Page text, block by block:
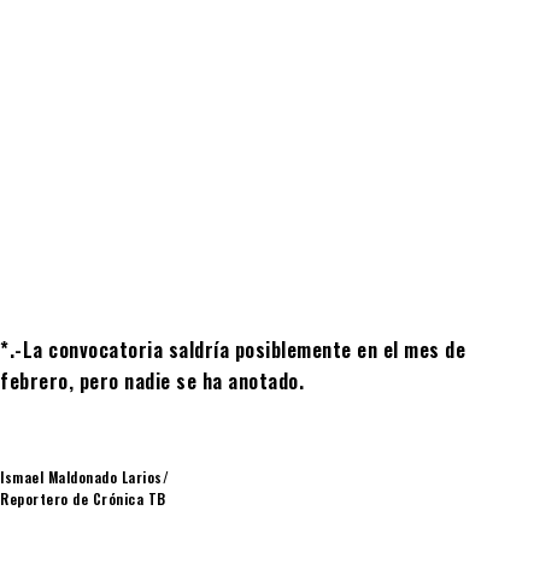
*.-La convocatoria saldría posiblemente en el mes de
febrero, pero nadie se ha anotado.
Ismael Maldonado Larios/
Reportero de Crónica TB